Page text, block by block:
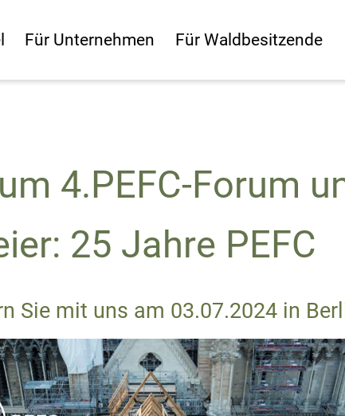
Für Unternehmen Für Waldbesitzende
4.PEFC-Forum
25 Jahre PEFC
Sie mit uns am 03.07.2024 in